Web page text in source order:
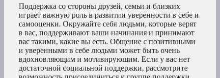
Поддержка со стороны друзей, семьи и близких
играет важную роль в развитии уверенности в себе и
самооценки. Окружайте себя людьми, которые верят
в вас, поддерживают ваши начинания и принимают
вас такими, какие вы есть. Общение с позитивными
и уверенными в себе людьми может быть очень
вдохновляющим и мотивирующим. Если у вас нет
достаточной социальной поддержки, рассмотрите